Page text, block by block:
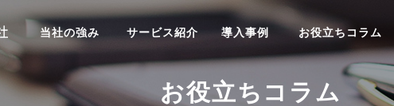
当社の強み サービス紹介 導入事例 お役立ちコラム
お役立ちコラム